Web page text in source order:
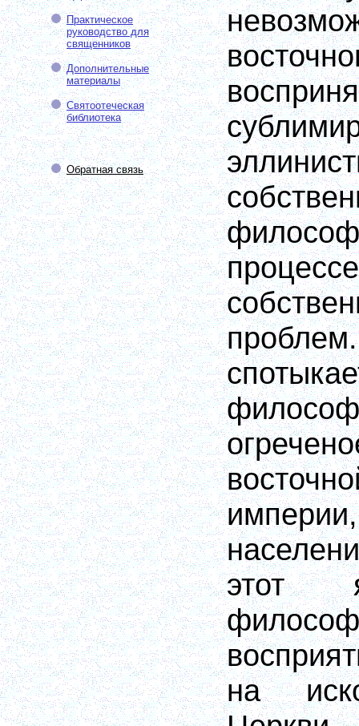
Практическое
руководство для
священников
Дополнительные
материалы
Святоотеческая
библиотека
Обратная связь
этот
на